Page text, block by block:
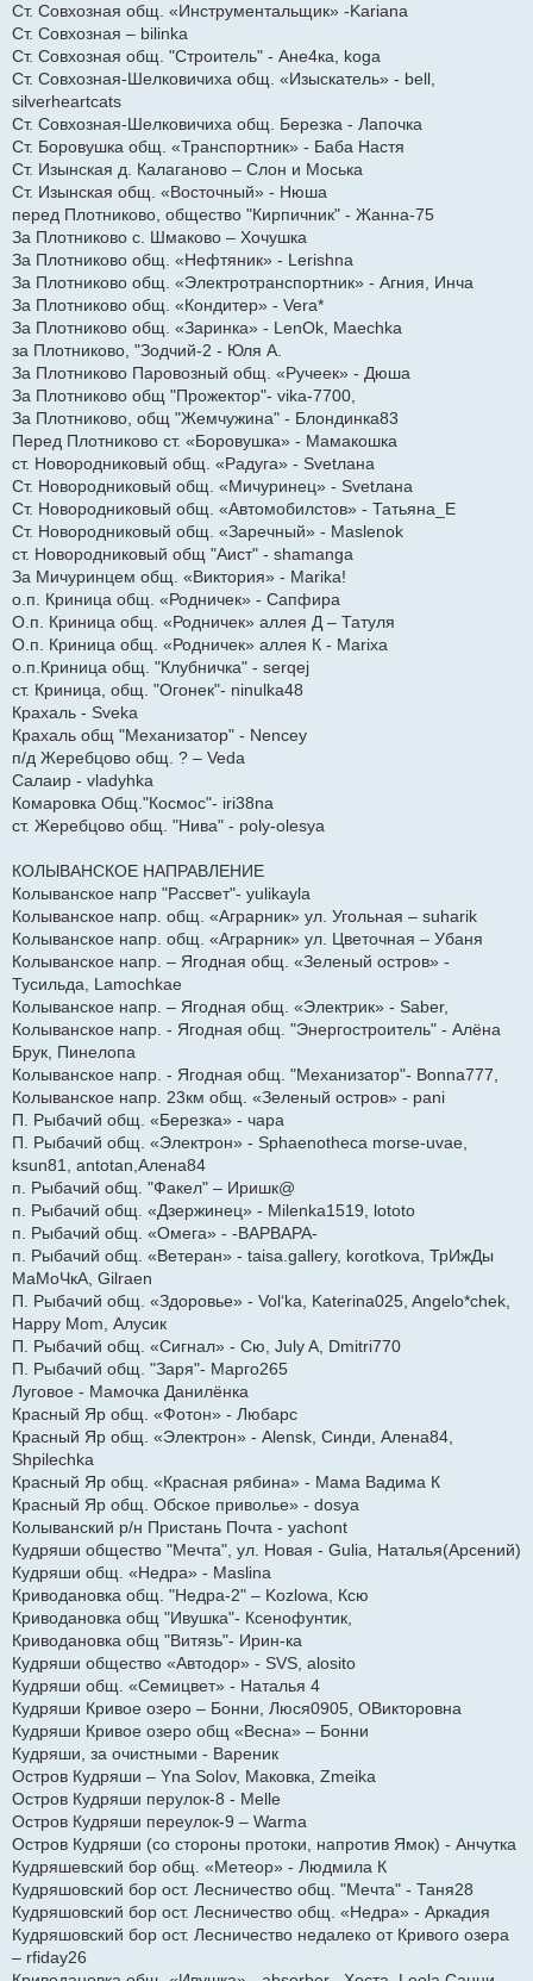
Ст. Совхозная общ. «Инструментальщик» -Kariana
Ст. Совхозная – bilinka
Ст. Совхозная общ. "Строитель" - Ане4ка, koga
Ст. Совхозная-Шелковичиха общ. «Изыскатель» - bell,
silverheartcats
Ст. Совхозная-Шелковичиха общ. Березка - Лапочка
Ст. Боровушка общ. «Транспортник» - Баба Настя
Ст. Изынская д. Калаганово – Слон и Моська
Ст. Изынская общ. «Восточный» - Нюша
перед Плотниково, общество "Кирпичник" - Жанна-75
За Плотниково с. Шмаково – Хочушка
За Плотниково общ. «Нефтяник» - Lerishna
За Плотниково общ. «Электротранспортник» - Агния, Инча
За Плотниково общ. «Кондитер» - Vera*
За Плотниково общ. «Заринка» - LenOk, Maechka
за Плотниково, "Зодчий-2 - Юля А.
За Плотниково Паровозный общ. «Ручеек» - Дюша
За Плотниково общ "Прожектор"- vika-7700,
За Плотниково, общ "Жемчужина" - Блондинка83
Перед Плотниково ст. «Боровушка» - Мамакошка
ст. Новородниковый общ. «Радуга» - Svetлана
Ст. Новородниковый общ. «Мичуринец» - Svetлана
Ст. Новородниковый общ. «Автомобилстов» - Татьяна_Е
Ст. Новородниковый общ. «Заречный» - Maslenok
ст. Новородниковый общ "Аист" - shamanga
За Мичуринцем общ. «Виктория» - Marika!
о.п. Криница общ. «Родничек» - Сапфира
О.п. Криница общ. «Родничек» аллея Д – Татуля
О.п. Криница общ. «Родничек» аллея К - Marixa
о.п.Криница общ. "Клубничка" - serqej
ст. Криница, общ. "Огонек"- ninulka48
Крахаль - Sveka
Крахаль общ "Механизатор" - Nencey
п/д Жеребцово общ. ? – Veda
Салаир - vladyhka
Комаровка Общ."Космос"- iri38na
ст. Жеребцово общ. "Нива" - poly-olesya
КОЛЫВАНСКОЕ НАПРАВЛЕНИЕ
Колыванское напр "Рассвет"- yulikayla
Колыванское напр. общ. «Аграрник» ул. Угольная – suharik
Колыванское напр. общ. «Аграрник» ул. Цветочная – Убаня
Колыванское напр. – Ягодная общ. «Зеленый остров» -
Тусильда, Lamochkae
Колыванское напр. – Ягодная общ. «Электрик» - Saber,
Колыванское напр. - Ягодная общ. "Энергостроитель" - Алёна
Брук, Пинелопа
Колыванское напр. - Ягодная общ. "Механизатор"- Bonna777,
Колыванское напр. 23км общ. «Зеленый остров» - pani
П. Рыбачий общ. «Березка» - чара
П. Рыбачий общ. «Электрон» - Sphaenotheca morse-uvae,
ksun81, antotan,Алена84
п. Рыбачий общ. "Факел" – Иришк@
п. Рыбачий общ. «Дзержинец» - Milenka1519, lototo
п. Рыбачий общ. «Омега» - -ВАРВАРА-
п. Рыбачий общ. «Ветеран» - taisa.gallery, korotkova, ТрИжДы
МаМоЧкА, Gilraen
П. Рыбачий общ. «Здоровье» - Vol‘ka, Katerina025, Angelo*chek,
Happy Mom, Алусик
П. Рыбачий общ. «Сигнал» - Сю, July A, Dmitri770
П. Рыбачий общ. "Заря"- Марго265
Луговое - Мамочка Данилёнка
Красный Яр общ. «Фотон» - Любарс
Красный Яр общ. «Электрон» - Alensk, Синди, Алена84,
Shpilechka
Красный Яр общ. «Красная рябина» - Мама Вадима К
Красный Яр общ. Обское приволье» - dosya
Колыванский р/н Пристань Почта - yachont
Кудряши общество "Мечта", ул. Новая - Gulia, Наталья(Арсений)
Кудряши общ. «Недра» - Maslina
Криводановка общ. "Недра-2" – Kozlowa, Ксю
Криводановка общ "Ивушка"- Ксенофунтик,
Криводановка общ "Витязь"- Ирин-ка
Кудряши общество «Автодор» - SVS, alosito
Кудряши общ. «Семицвет» - Наталья 4
Кудряши Кривое озеро – Бонни, Люся0905, ОВикторовна
Кудряши Кривое озеро общ «Весна» – Бонни
Кудряши, за очистными - Вареник
Остров Кудряши – Yna Solov, Маковка, Zmeika
Остров Кудряши перулок-8 - Melle
Остров Кудряши переулок-9 – Warma
Остров Кудряши (со стороны протоки, напротив Ямок) - Анчутка
Кудряшевский бор общ. «Метеор» - Людмила К
Кудряшовский бор ост. Лесничество общ. "Мечта" - Таня28
Кудряшовский бор ост. Лесничество общ. «Недра» - Аркадия
Кудряшовский бор ост. Лесничество недалеко от Кривого озера
– rfiday26